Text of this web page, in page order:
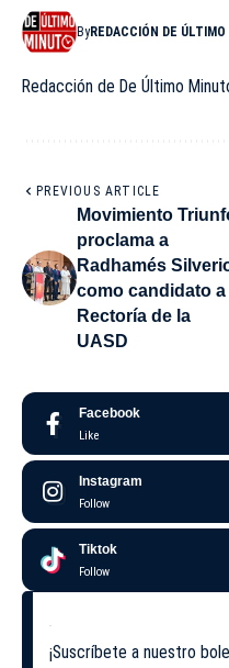
ByREDACCIÓN DE
Redacción de De Último
PREVIOUS ARTICLE
Movimiento
proclama a
Radhamés
como candidato a
Rectoría de la
UASD
Facebook
Like
Instagram
Follow
Tiktok
Follow
¡Suscríbete a nuestro